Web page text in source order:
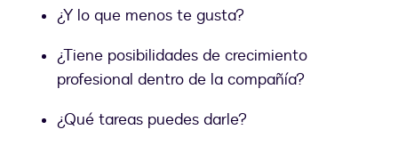
¿Y lo que menos te gusta?
¿Tiene posibilidades de crecimiento
profesional dentro de la compañía?
¿Qué tareas puedes darle?